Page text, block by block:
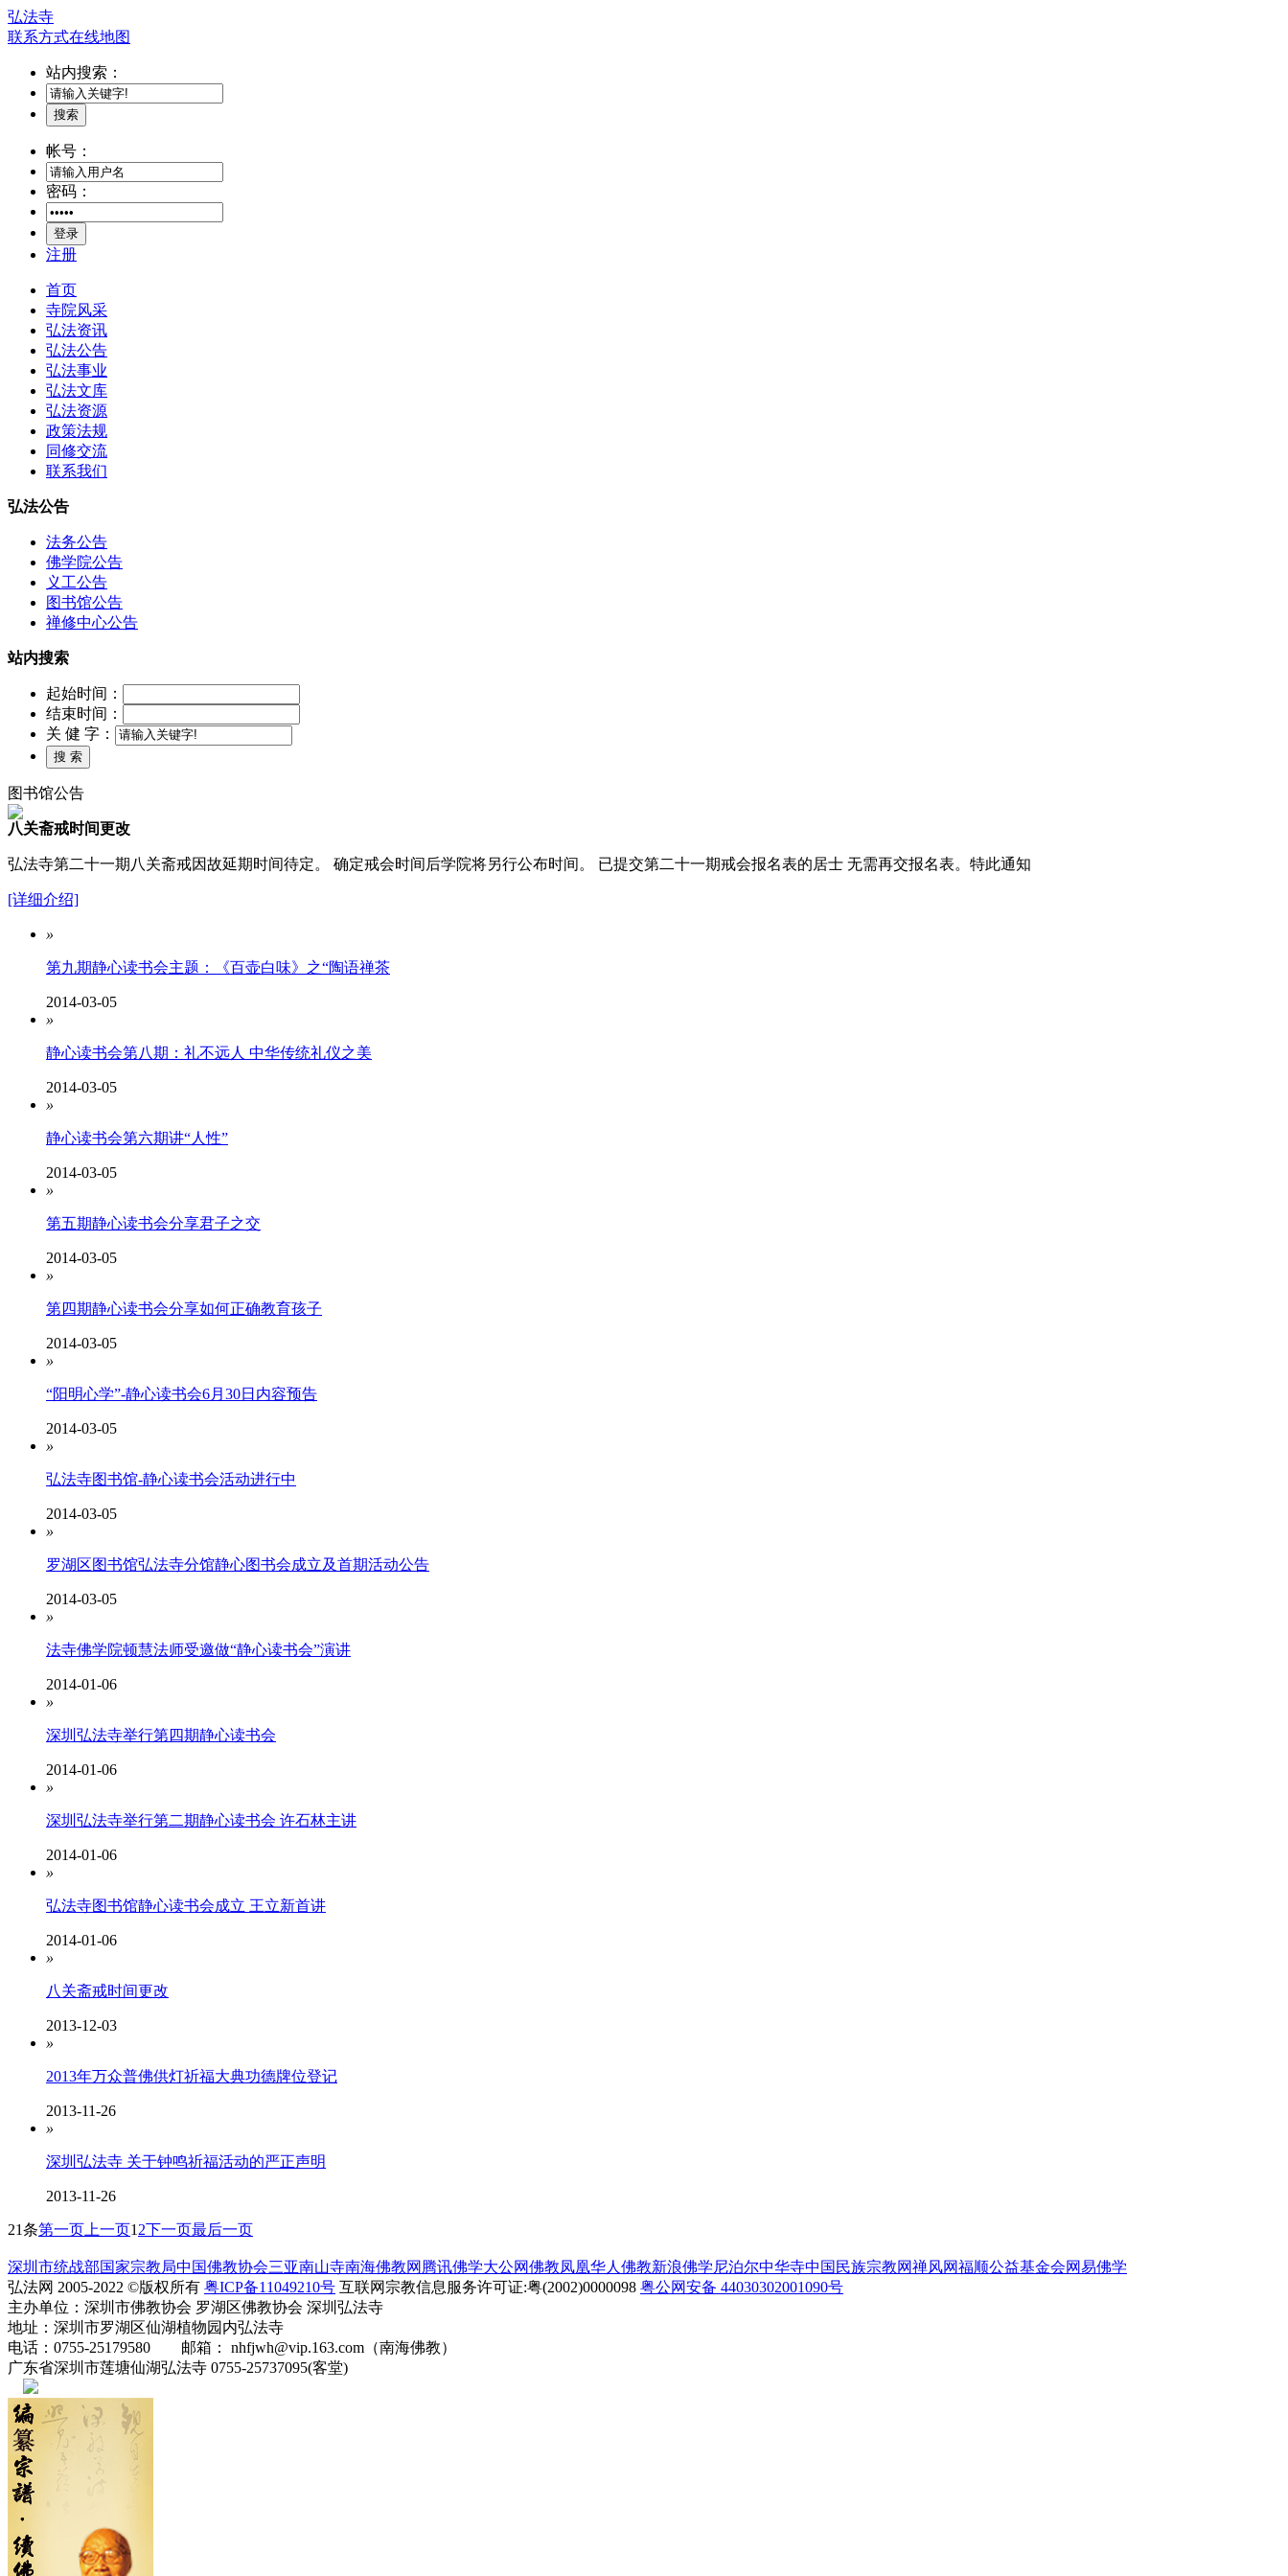
弘法寺
联系方式在线地图
站内搜索：
搜索
帐号：
密码：
登录
注册
首页
寺院风采
弘法资讯
弘法公告
弘法事业
弘法文库
弘法资源
政策法规
同修交流
联系我们
弘法公告
法务公告
佛学院公告
义工公告
图书馆公告
禅修中心公告
站内搜索
起始时间：
结束时间：
关 健 字：
图书馆公告
八关斋戒时间更改
弘法寺第二十一期八关斋戒因故延期时间待定。 确定戒会时间后学院将另行公布时间。 已提交第二十一期戒会报名表的居士 无需再交报名表。特此通知
[详细介绍]
»
第九期静心读书会主题：《百壶白味》之“陶语禅茶
2014-03-05
»
静心读书会第八期：礼不远人 中华传统礼仪之美
2014-03-05
»
静心读书会第六期讲“人性”
2014-03-05
»
第五期静心读书会分享君子之交
2014-03-05
»
第四期静心读书会分享如何正确教育孩子
2014-03-05
»
“阳明心学”-静心读书会6月30日内容预告
2014-03-05
»
弘法寺图书馆-静心读书会活动进行中
2014-03-05
»
罗湖区图书馆弘法寺分馆静心图书会成立及首期活动公告
2014-03-05
»
法寺佛学院顿慧法师受邀做“静心读书会”演讲
2014-01-06
»
深圳弘法寺举行第四期静心读书会
2014-01-06
»
深圳弘法寺举行第二期静心读书会 许石林主讲
2014-01-06
»
弘法寺图书馆静心读书会成立 王立新首讲
2014-01-06
»
八关斋戒时间更改
2013-12-03
»
2013年万众普佛供灯祈福大典功德牌位登记
2013-11-26
»
深圳弘法寺 关于钟鸣祈福活动的严正声明
2013-11-26
21条第一页 上一页1 2下一页最后一页
深圳市统战部国家宗教局中国佛教协会三亚南山寺南海佛教网 腾讯佛学大公网佛教凤凰华人佛教新浪佛学尼泊尔中华寺中国民族宗教网禅风网福顺公益基金会网易佛学
弘法网 2005-2022 ©版权所有 粤ICP备11049210号 互联网宗教信息服务许可证:粤(2002)0000098 粤公网安备 44030302001090号
主办单位：深圳市佛教协会 罗湖区佛教协会 深圳弘法寺
地址：深圳市罗湖区仙湖植物园内弘法寺
电话：0755-25179580 邮箱： nhfjwh@vip.163.com（南海佛教）
广东省深圳市莲塘仙湖弘法寺 0755-25737095(客堂)